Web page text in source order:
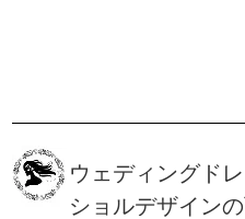
ウェディングド
ショルデザイン